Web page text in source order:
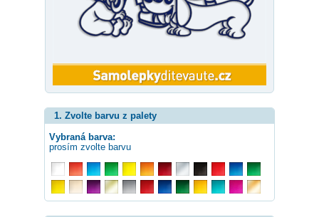
1. Zvolte barvu z palety
Vybraná barva:
prosím zvolte barvu